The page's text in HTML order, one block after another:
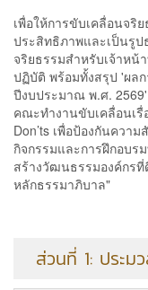
เพื่อให้การขับเคลื่อนจริ
ประสิทธิภาพและเป็นรูป
จริยธรรมสำหรับเจ้าหน้
ปฏิบัติ พร้อมทั้งสรุป 'ผล
ปีงบประมาณ พ.ศ.
คณะทำงานขับเคลื่อนเ
Don’ts เพื่อป้องกันควา
กิจกรรมและการฝึกอบร
สร้างวัฒนธรรมองค์กร
หลักธรรมาภิบาล"
ส่วนที่ 1: ประม